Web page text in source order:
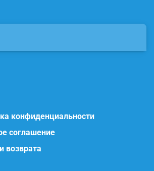
конфиденциальности
соглашение
возврата